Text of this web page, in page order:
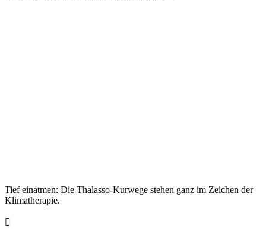
Tief einatmen: Die Thalasso-Kurwege stehen ganz im Zeichen der
Klimatherapie.